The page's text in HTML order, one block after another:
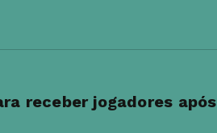
receber jogadores após